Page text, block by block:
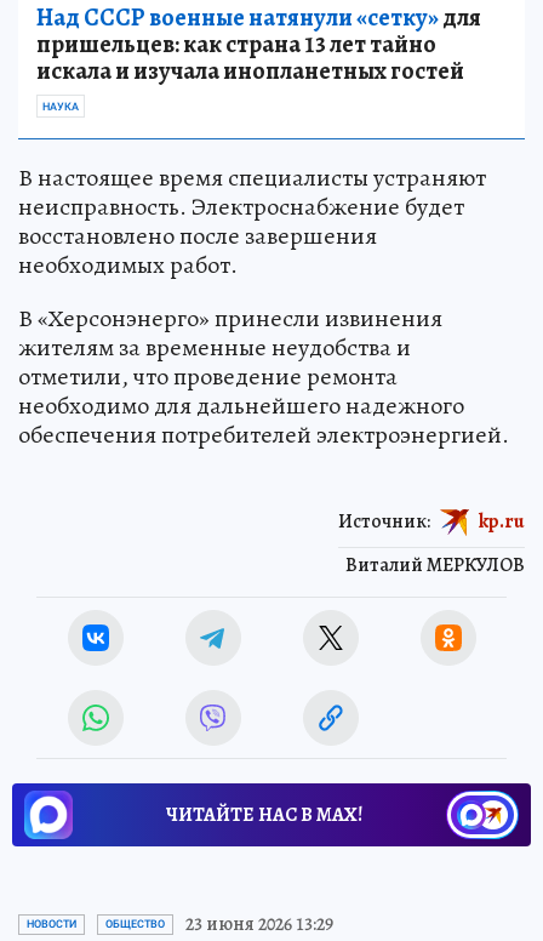
Над СССР военные натянули «сетку»для
пришельцев: как страна 13 лет тайно
искала и изучала инопланетных гостей
НАУКА
В настоящее время специалисты устраняют
неисправность. Электроснабжение будет
восстановлено после завершения
необходимых работ.
В «Херсонэнерго» принесли извинения
жителям за временные неудобства и
отметили, что проведение ремонта
необходимо для дальнейшего надежного
обеспечения потребителей электроэнергией.
Виталий МЕРКУЛОВ
Источник: kp.ru
ЧИТАЙТЕ НАС В МАХ!
НОВОСТИ ОБЩЕСТВО 23 июня 2026 13:29